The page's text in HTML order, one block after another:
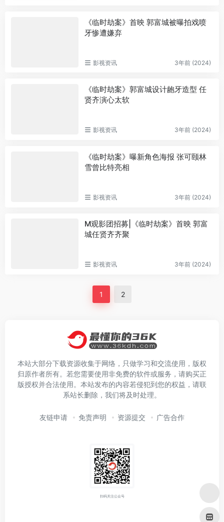
《临时劫案》首映 郭富城被曝拍戏喷
牙惨遭嫌弃
影视资讯 3年前 (2024)
《临时劫案》郭富城设计龅牙造型 任
贤齐演心太软
影视资讯 3年前 (2024)
《临时劫案》曝新角色海报 张可颐林
雪曾比特亮相
影视资讯 3年前 (2024)
M观影团招募|《临时劫案》首映 郭富
城任贤齐齐聚
影视资讯 3年前 (2024)
1 2
本站大部分下载资源收集于网络，只做学习和交流使用，版权
归原作者所有。若您需要使用非免费的软件或服务，请购买正
版授权并合法使用。本站发布的内容若侵犯到您的权益，请联
系站长删除，我们将及时处理。
友链申请 免责声明 资源提交 广告合作
扫码关注公众号